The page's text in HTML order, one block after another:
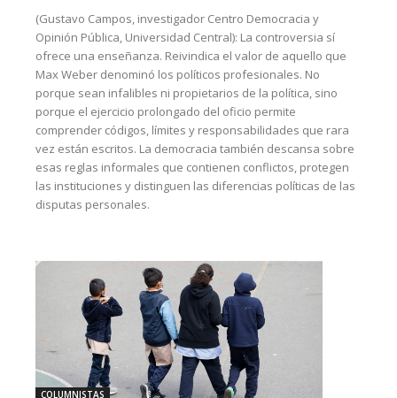
(Gustavo Campos, investigador Centro Democracia y
Opinión Pública, Universidad Central): La controversia sí
ofrece una enseñanza. Reivindica el valor de aquello que
Max Weber denominó los políticos profesionales. No
porque sean infalibles ni propietarios de la política, sino
porque el ejercicio prolongado del oficio permite
comprender códigos, límites y responsabilidades que rara
vez están escritos. La democracia también descansa sobre
esas reglas informales que contienen conflictos, protegen
las instituciones y distinguen las diferencias políticas de las
disputas personales.
COLUMNISTAS